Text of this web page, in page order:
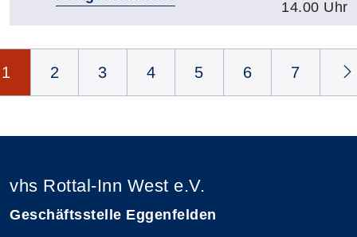
14.00 Uhr
1 2 3 4 5 6 7
vhs Rottal-Inn West e.V.
Geschäftsstelle Eggenfelden